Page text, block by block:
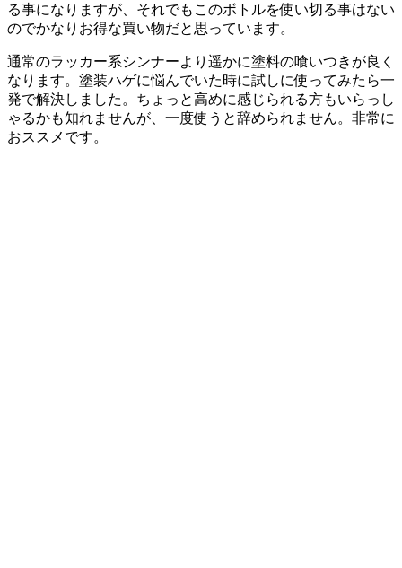
る事になりますが、それでもこのボトルを使い切る事はない
のでかなりお得な買い物だと思っています。
通常のラッカー系シンナーより遥かに塗料の喰いつきが良く
なります。塗装ハゲに悩んでいた時に試しに使ってみたら一
発で解決しました。ちょっと高めに感じられる方もいらっし
ゃるかも知れませんが、一度使うと辞められません。非常に
おススメです。